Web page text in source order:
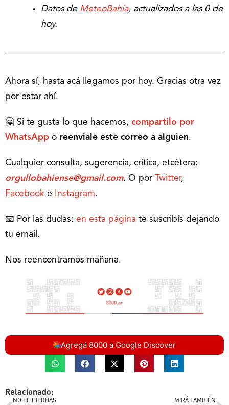
Datos deMeteoBahía, actualizados a las 0 de
hoy.
Ahora sí, hasta acá llegamos por hoy. Gracias otra vez
por estar ahí.
🤗 Si te gusta lo que hacemos, compartilo por
WhatsApp o reenviale este correo a alguien.
Cualquier consulta, sugerencia, crítica, etcétera:
orgullobahiense@gmail.com. O por Twitter,
Facebook e Instagram.
📧 Por las dudas: en esta página te suscribís dejando
tu email.
Nos reencontramos mañana.
Agregá 8000 a Google Discover
Relacionado:
NO TE PIERDAS MIRÁ TAMBIÉN